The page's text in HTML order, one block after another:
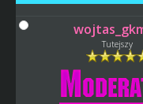
Tutejszy